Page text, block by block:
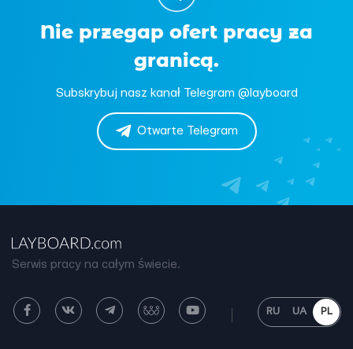
Nie przegap ofert pracy za
granicą.
Subskrybuj nasz kanał Telegram @layboard
Otwarte Telegram
Serwis pracy na całym świecie.
RU UA PL